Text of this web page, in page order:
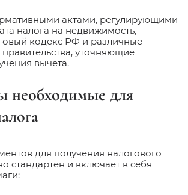
актами, регулирующими
налога на недвижимость,
кодекс РФ и различные
уточняющие
вычета.
необходимые для
для получения налогового
стандартен и включает в себя